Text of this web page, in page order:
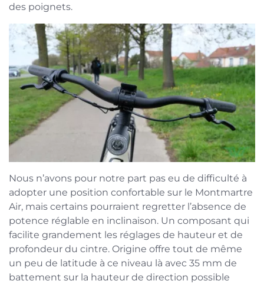
des poignets.
Nous n’avons pour notre part pas eu de difficulté à
adopter une position confortable sur le Montmartre
Air, mais certains pourraient regretter l’absence de
potence réglable en inclinaison. Un composant qui
facilite grandement les réglages de hauteur et de
profondeur du cintre. Origine offre tout de même
un peu de latitude à ce niveau là avec 35 mm de
battement sur la hauteur de direction possible